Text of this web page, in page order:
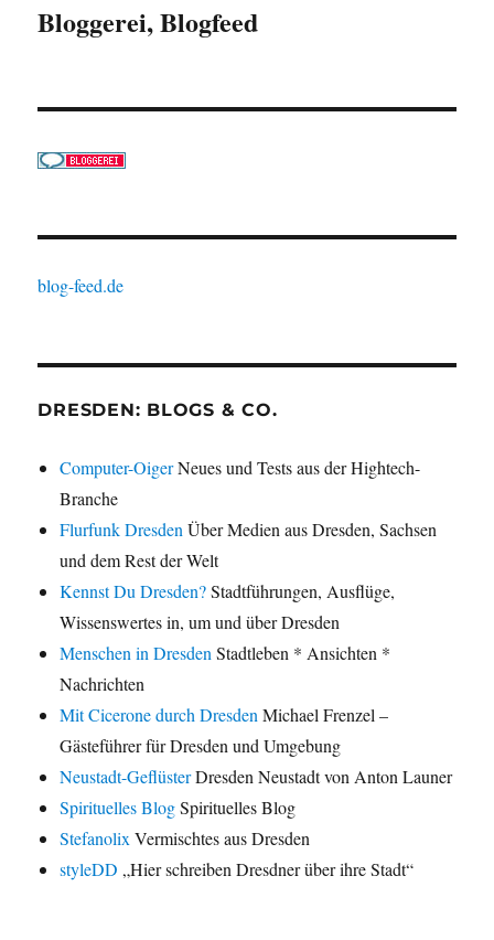
Bloggerei, Blogfeed
blog-feed.de
DRESDEN: BLOGS & CO.
Computer-OigerNeues und Tests aus der Hightech-
Branche
Flurfunk Dresden Über Medien aus Dresden, Sachsen
und dem Rest der Welt
Kennst Du Dresden?Stadtführungen, Ausflüge,
Wissenswertes in, um und über Dresden
Menschen in Dresden Stadtleben * Ansichten *
Nachrichten
Mit Cicerone durch Dresden Michael Frenzel –
Gästeführer für Dresden und Umgebung
Neustadt-GeflüsterDresden Neustadt von Anton Launer
Spirituelles BlogSpirituelles Blog
Stefanolix Vermischtes aus Dresden
styleDD „Hier schreiben Dresdner über ihre Stadt“